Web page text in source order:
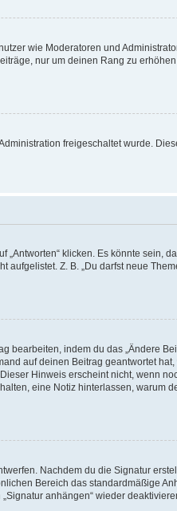
wie Moderatoren und
nur um deinen Rang zu
freigeschaltet wurde.
„Antworten“ klicken. Es könnte sein,
Z. B. „Du darfst neue
bearbeiten, indem du das „Ändere
auf deinen Beitrag geantwortet
Hinweis erscheint nicht, wenn
eine Notiz hinterlassen, warum
Nachdem du die Signatur
Bereich das standardmäßige
anhängen“ wieder